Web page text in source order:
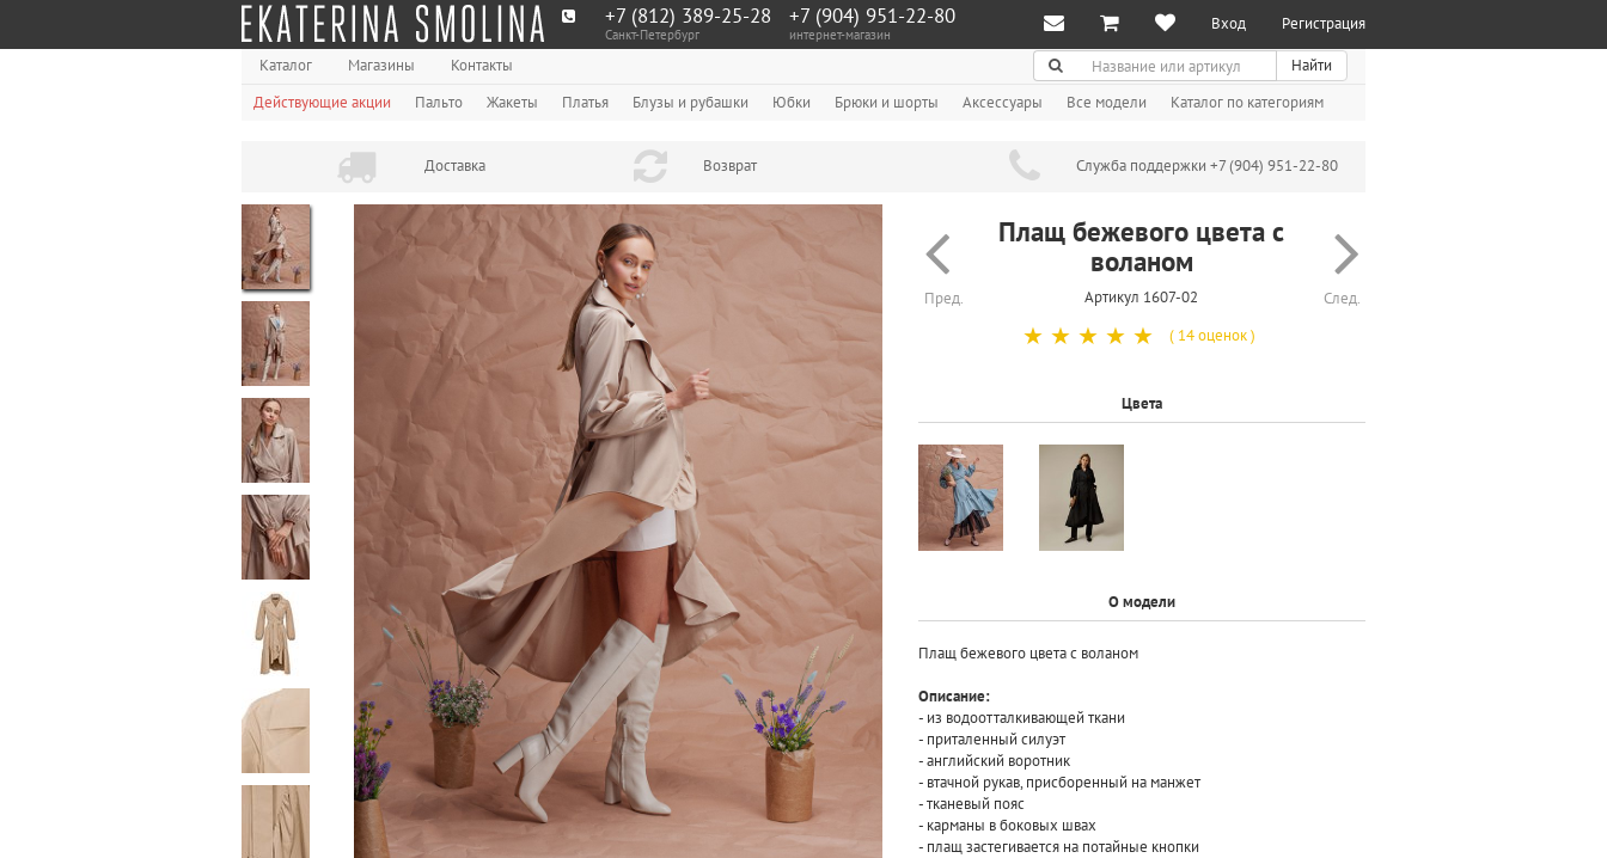
+7 (812) 389-25-28
Санкт-Петербург
+7 (904) 951‑22‑80
интернет-магазин
Вход Регистрация
Каталог Магазины Контакты Поиск
Найти
Действующие акции
Пальто Жакеты Платья Блузы и рубашки Юбки Брюки и шорты Аксессуары Все модели Каталог по категориям
Доставка Возврат Служба поддержки +7 (904) 951-22-80
Пред.
Плащ бежевого цвета с
воланом
Артикул 1607-02 След.
☆
☆
☆
☆
☆ ( 14 оценок )
Цвета
О модели
Плащ бежевого цвета с воланом
Описание:
- из водоотталкивающей ткани
- приталенный силуэт
- английский воротник
- втачной рукав, присборенный на манжет
- тканевый пояс
- карманы в боковых швах
- плащ застегивается на потайные кнопки